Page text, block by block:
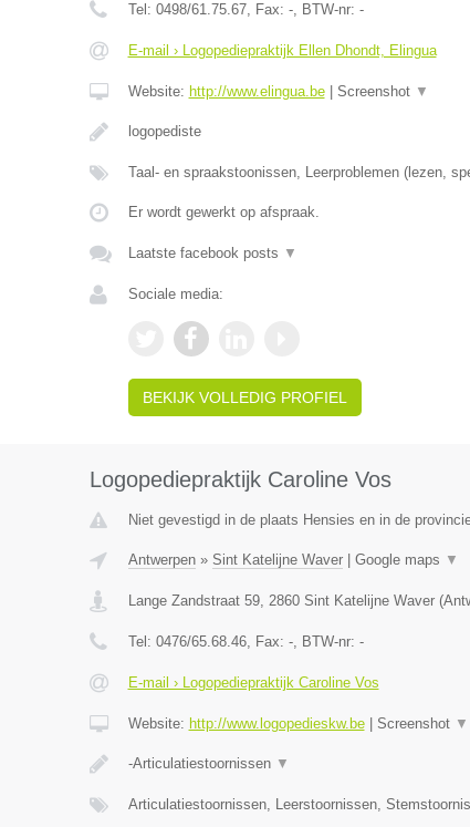
Tel: 0498/61.75.67, Fax: -, BTW-nr: -
E-mail › Logopediepraktijk Ellen Dhondt, Elingua
Website: http://www.elingua.be| Screenshot ▼
logopediste
Taal- en spraakstoonissen, Leerproblemen (lezen,
Er wordt gewerkt op afspraak.
Laatste facebook posts ▼
Sociale media:
BEKIJK VOLLEDIG PROFIEL
Logopediepraktijk Caroline Vos
Niet gevestigd in de plaats Hensies en in de
Antwerpen» Sint Katelijne Waver| Google maps ▼
Lange Zandstraat 59, 2860 Sint Katelijne Waver(
Tel: 0476/65.68.46, Fax: -, BTW-nr: -
E-mail › Logopediepraktijk Caroline Vos
Website: http://www.logopedieskw.be| Screenshot ▼
-Articulatiestoornissen ▼
Articulatiestoornissen, Leerstoornissen,